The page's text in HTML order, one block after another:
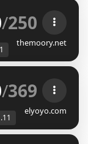
1.8-
Skywars »
/250
themoory.net
/369
elyoyo.com